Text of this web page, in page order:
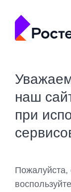
наш
при
Пожалуйста,